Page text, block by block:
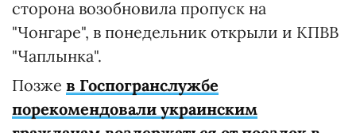
сторона возобновила пропуск на
"Чонгаре", в понедельник открыли и КПВВ
"Чаплынка".
Позже в Госпогранслужбе
порекомендовали украинским